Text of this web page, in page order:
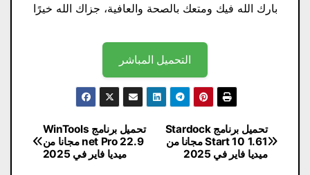
بارك الله فيك ومتعك بالصحة والعافية، جزاك الله خيرًا
التحميل المباشر
تصفّح
المقالات
تحميل برنامج WinTools
net Pro 22.9 مجانا من
ميديا ​​فاير في 2025
تحميل برنامج Stardock
Start 10 1.61 مجانا من
ميديا ​​فاير في 2025